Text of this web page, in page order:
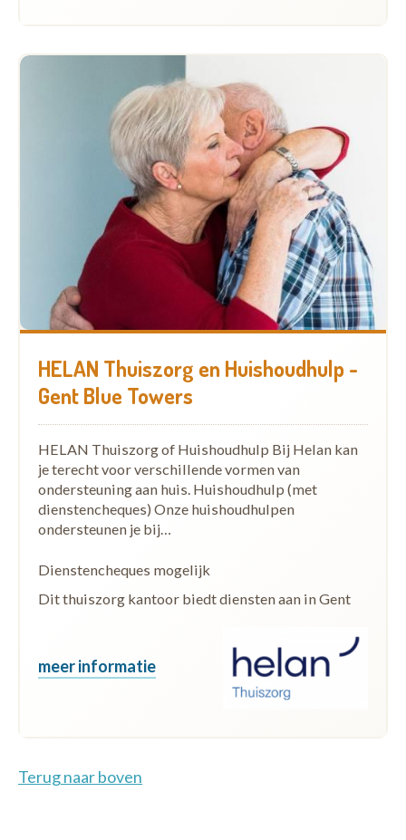
gemeente.
HELAN Thuiszorg en Huishoudhulp -
Gent Blue Towers
HELAN Thuiszorg of Huishoudhulp Bij Helan kan
je terecht voor verschillende vormen van
ondersteuning aan huis. Huishoudhulp (met
dienstencheques) Onze huishoudhulpen
ondersteunen je bij…
Dienstencheques mogelijk
Dit thuiszorg kantoor biedt diensten aan in Gent
meer informatie
Terug naar boven